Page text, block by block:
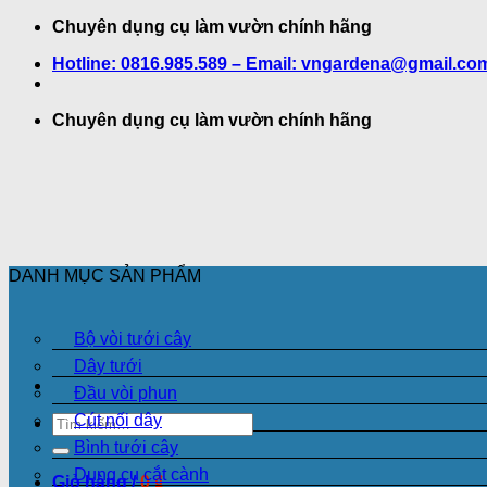
dung
Chuyên dụng cụ làm vườn chính hãng
Hotline: 0816.985.589 – Email:
Chuyên dụng cụ làm vườn chính hãng
Tìm
kiếm:
Giỏ hàng /0₫
DANH MỤC SẢN PHẨM
Bộ vòi tưới cây
Dây tưới
Đầu vòi phun
Cút nối dây
Bình tưới cây
Dụng cụ cắt cành